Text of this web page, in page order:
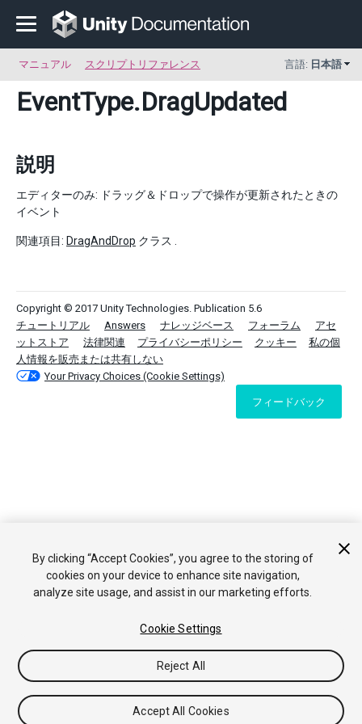
マニュアル スクリプトリファレンス 言語: 日本語
EventType.DragUpdated
説明
エディターのみ: ドラッグ＆ドロップで操作が更新されたときの
イベント
関連項目: DragAndDrop クラス .
Copyright © 2017 Unity Technologies. Publication 5.6
チュートリアル
Answers ナレッジベース フォーラム
アセ
ットストア
法律関連 プライバシーポリシー クッキー
私の個
人情報を販売または共有しない
Your Privacy Choices (Cookie Settings)
フィードバック
By clicking “Accept Cookies”, you agree to the storing of
cookies on your device to enhance site navigation,
analyze site usage, and assist in our marketing efforts.
Cookie Settings
Reject All
Accept All Cookies